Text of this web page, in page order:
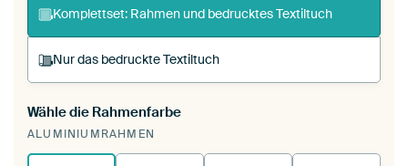
Komplettset: Rahmen und bedrucktes Textiltuch
Nur das bedruckte Textiltuch
Du spannst einen wechselbaren Textiltuch in
deinen vorhandenen ArtFrame™.
es.
Wähle die Rahmenfarbe
ALUMINIUMRAHMEN